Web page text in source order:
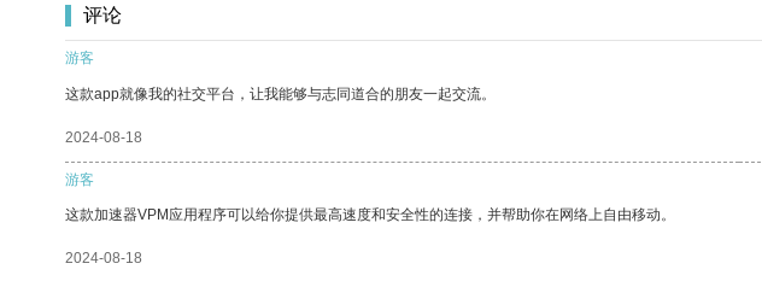
评论
游客
这款app就像我的社交平台，让我能够与志同道合的朋友一起交流。
2024-08-18
游客
这款加速器VPM应用程序可以给你提供最高速度和安全性的连接，并帮助你在网络上自由移动。
2024-08-18